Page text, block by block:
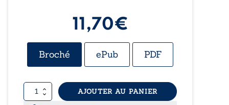
11,70€
Broché ePub PDF
quantité
de
AJOUTER AU PANIER